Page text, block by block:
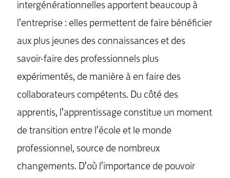
intergénérationnelles apportent beaucoup à
l’entreprise : elles permettent de faire bénéficier
aux plus jeunes des connaissances et des
savoir-faire des professionnels plus
expérimentés, de manière à en faire des
collaborateurs compétents. Du côté des
apprentis, l’apprentissage constitue un moment
de transition entre l’école et le monde
professionnel, source de nombreux
changements. D’où l’importance de pouvoir